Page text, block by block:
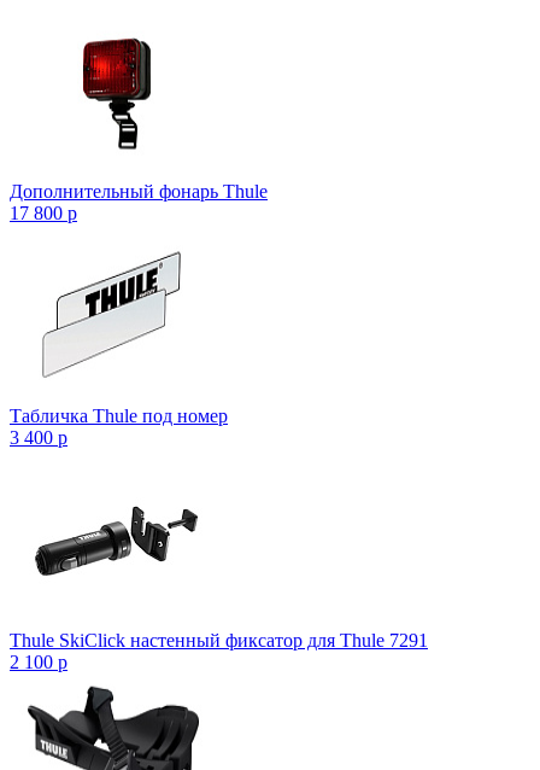
Дополнительный фонарь Thule
17 800 p
Табличка Thule под номер
3 400 p
Thule SkiClick настенный фиксатор для Thule 7291
2 100 p